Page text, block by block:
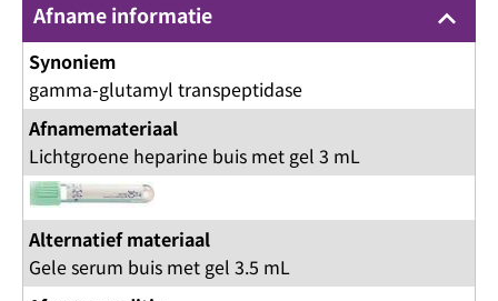
Afname informatie keyboard_arrow_up
Synoniem
gamma-glutamyl transpeptidase
Afnamemateriaal
Lichtgroene heparine buis met gel 3 mL
Alternatief materiaal
Gele serum buis met gel 3.5 mL